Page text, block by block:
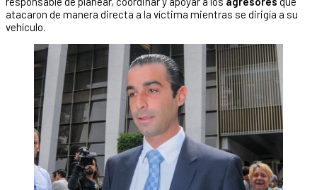
atacaron de manera directa a la víctima mientras se dirigía a su
vehículo.